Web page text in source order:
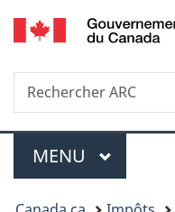
Recherche
Rechercher
ARC
Menu
MENU PRINCIPAL
Vous